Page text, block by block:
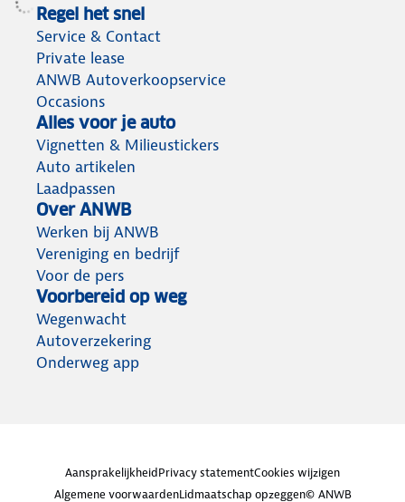
van AIXAM
Bekijk het aanbod
Regel het snel
Service & Contact
Private lease
ANWB Autoverkoopservice
Occasions
Alles voor je auto
Vignetten & Milieustickers
Auto artikelen
Laadpassen
Over ANWB
Werken bij ANWB
Vereniging en bedrijf
Voor de pers
Voorbereid op weg
Wegenwacht
Autoverzekering
Onderweg app
AansprakelijkheidPrivacy statementCookies wijzigen
Algemene voorwaardenLidmaatschap opzeggen© ANWB